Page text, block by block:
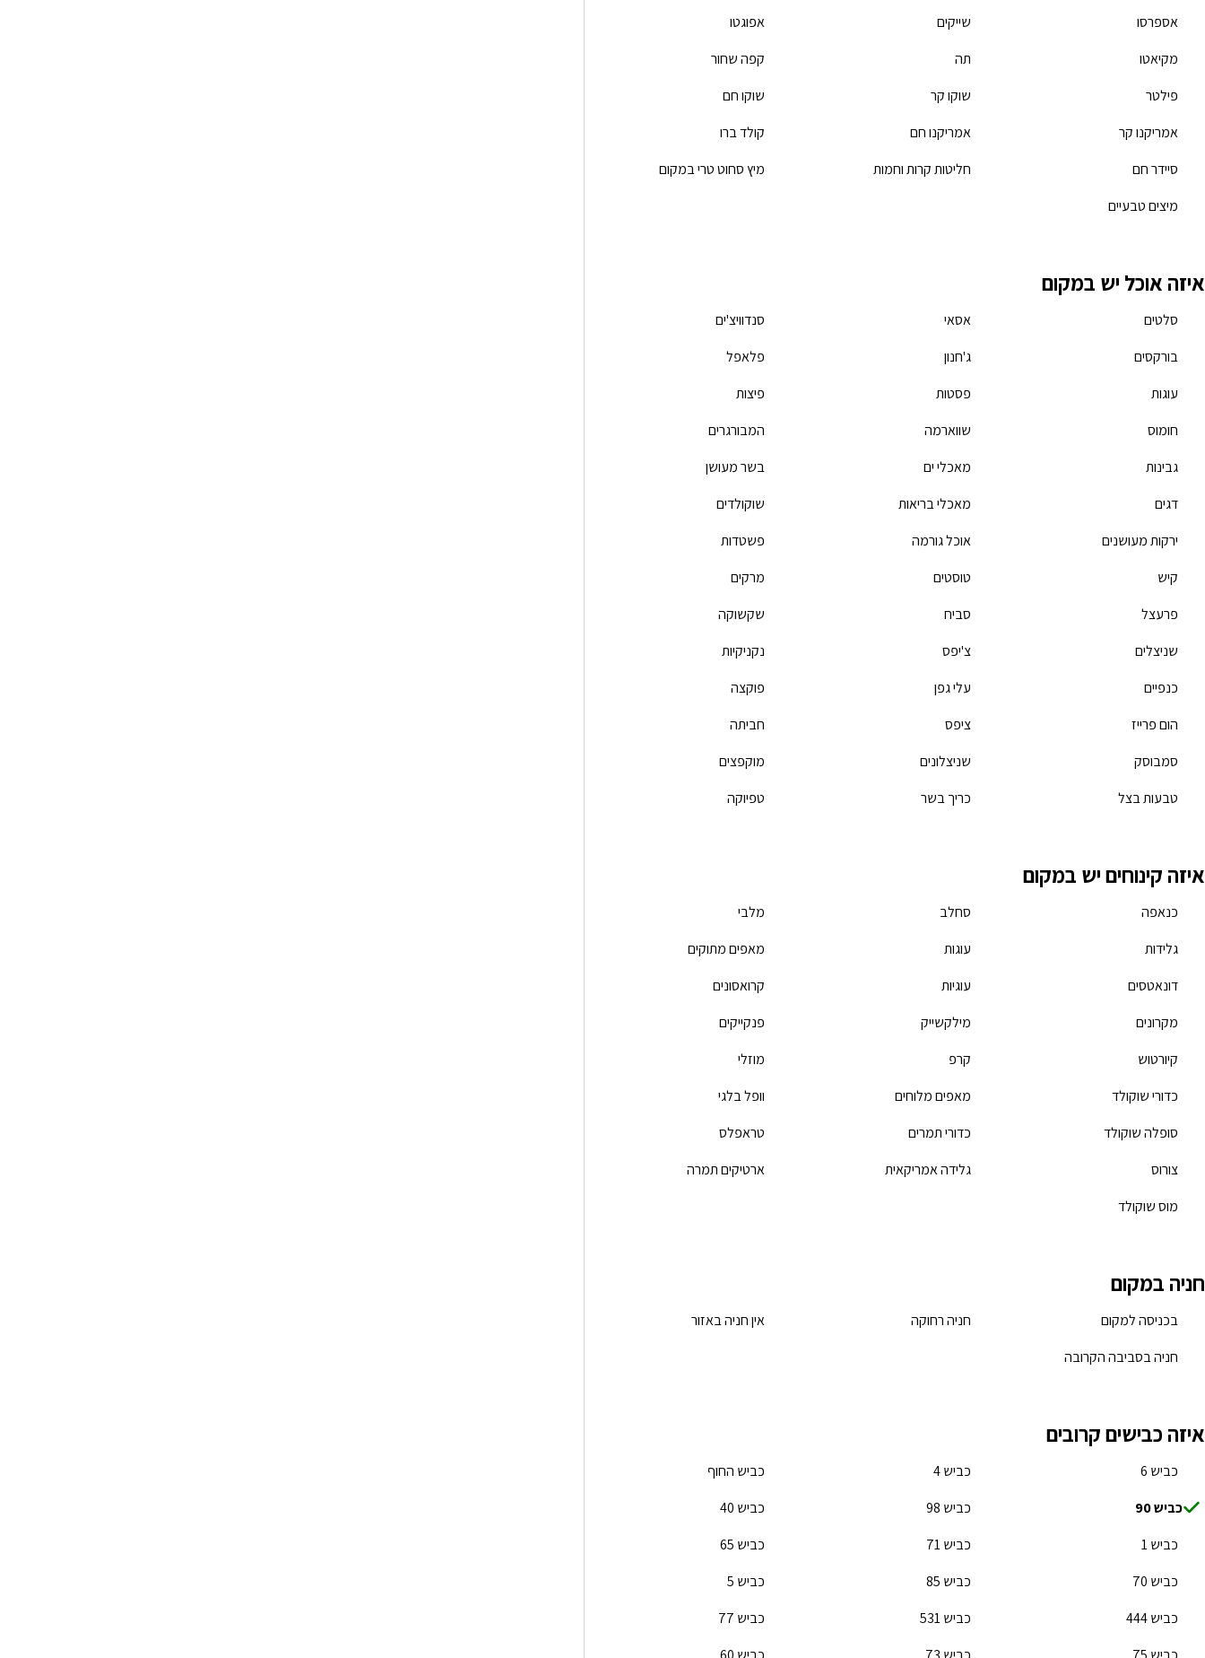
אספרסו
שייקים
אפוגטו
מקיאטו
תה
קפה שחור
פילטר
שוקו קר
שוקו חם
אמריקנו קר
אמריקנו חם
קולד ברו
סיידר חם
חליטות קרות וחמות
מיץ סחוט טרי במקום
מיצים טבעיים
איזה אוכל יש במקום
סלטים אסאי
סנדוויצ'ים
בורקסים
ג'חנון
פלאפל
עוגות
פסטות
פיצות
חומוס
שווארמה
המבורגרים
גבינות
מאכלי ים
בשר מעושן
דגים
מאכלי בריאות
שוקולדים
ירקות מעושנים
אוכל גורמה
פשטדות
קיש
טוסטים
מרקים
פרעצל
סביח
שקשוקה
שניצלים
צ'יפס
נקניקיות
כנפיים
עלי גפן
פוקצה
הום פרייז
ציפס
חביתה
סמבוסק
שניצלונים
מוקפצים
טבעות בצל
כריך בשר טפיוקה
איזה קינוחים יש במקום
כנאפה סחלב
מלבי
גלידות
עוגות
מאפים מתוקים
דונאטסים
עוגיות
קרואסונים
מקרונים
מילקשייק
פנקייקים
קיורטוש
קרפ
מוזלי
כדורי שוקולד
מאפים מלוחים
וופל בלגי
סופלה שוקולד
כדורי תמרים
טראפלס
צורוס
גלידה אמריקאית
ארטיקים תמרה
מוס שוקולד
חניה במקום
בכניסה למקום חניה רחוקה
אין חניה באזור
חניה בסביבה הקרובה
איזה כבישים קרובים
כביש 6 כביש 4
כביש החוף
כביש 90
כביש 98
כביש 40
כביש 1
כביש 71
כביש 65
כביש 70
כביש 85
כביש 5
כביש 444
כביש 531
כביש 77